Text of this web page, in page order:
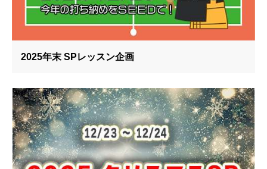
2025年末 SPレッスン企画